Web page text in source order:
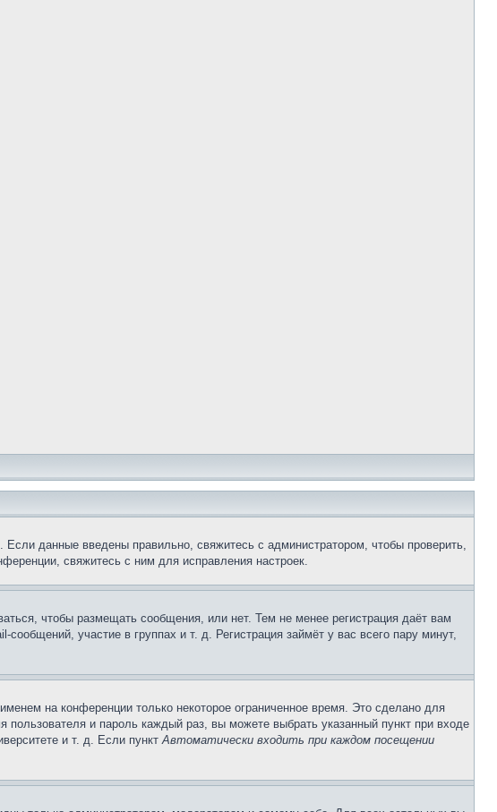
данные введены правильно, свяжитесь с администратором, чтобы проверить,
свяжитесь с ним для исправления настроек.
чтобы размещать сообщения, или нет. Тем не менее регистрация даёт вам
участие в группах и т. д. Регистрация займёт у вас всего пару минут,
на конференции только некоторое ограниченное время. Это сделано для
пользователя и пароль каждый раз, вы можете выбрать указанный пункт при входе
и т. д. Если пунктАвтоматически входить при каждом посещении